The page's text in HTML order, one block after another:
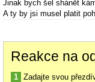
Jinak bych šel shánět
A ty by jsi musel platit
Reakce na
1 Zadajte svou